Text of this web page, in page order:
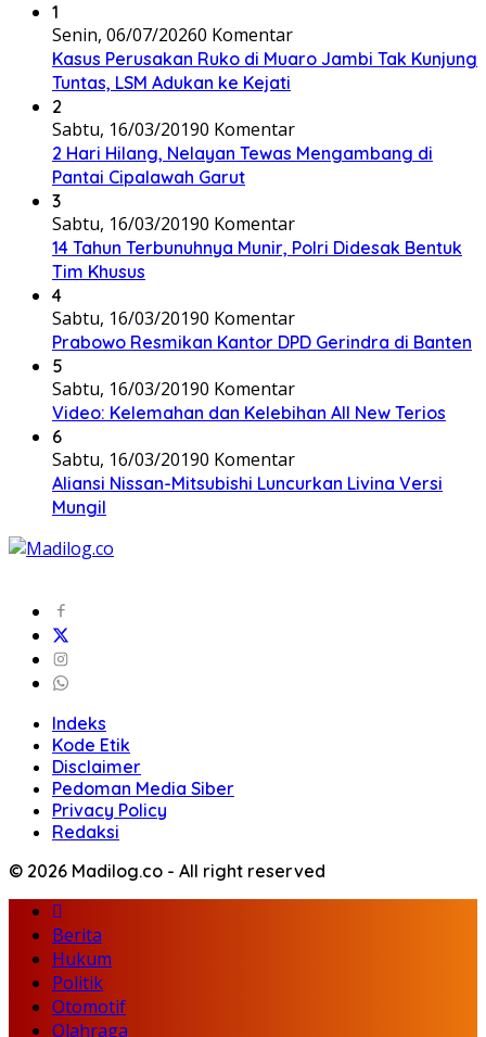
1
Senin, 06/07/20260 Komentar
Kasus Perusakan Ruko di Muaro Jambi Tak Kunjung
Tuntas, LSM Adukan ke Kejati
2
Sabtu, 16/03/20190 Komentar
2 Hari Hilang, Nelayan Tewas Mengambang di
Pantai Cipalawah Garut
3
Sabtu, 16/03/20190 Komentar
14 Tahun Terbunuhnya Munir, Polri Didesak Bentuk
Tim Khusus
4
Sabtu, 16/03/20190 Komentar
Prabowo Resmikan Kantor DPD Gerindra di Banten
5
Sabtu, 16/03/20190 Komentar
Video: Kelemahan dan Kelebihan All New Terios
6
Sabtu, 16/03/20190 Komentar
Aliansi Nissan-Mitsubishi Luncurkan Livina Versi
Mungil
Indeks
Kode Etik
Disclaimer
Pedoman Media Siber
Privacy Policy
Redaksi
© 2026 Madilog.co - All right reserved
Berita
Hukum
Politik
Otomotif
Olahraga